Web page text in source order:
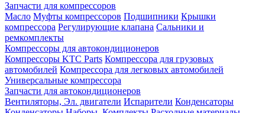
Запчасти для компрессоров
Масло Муфты компрессоров Подшипники Крышки
компрессора Регулирующие клапана Сальники и
ремкомплекты
Компрессоры для автокондиционеров
Компрессоры KTC Parts Компрессора для грузовых
автомобилей Компрессора для легковых автомобилей
Универсальные компрессора
Запчасти для автокондиционеров
Вентиляторы, Эл. двигатели Испарители Конденсаторы